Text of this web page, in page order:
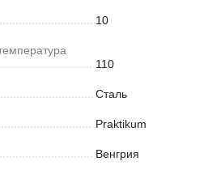
10
110
Сталь
Praktikum
Венгрия